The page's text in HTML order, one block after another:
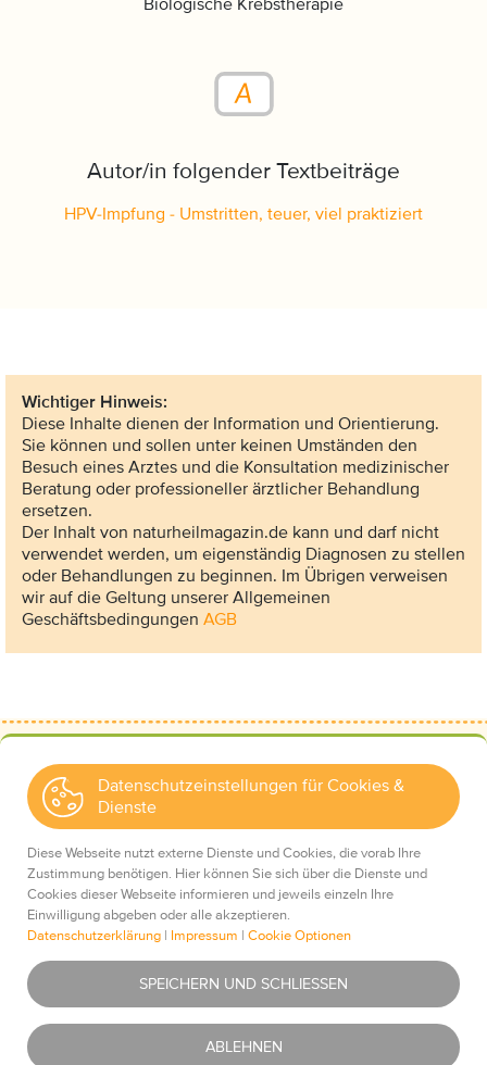
Biologische Krebstherapie
Autor/in folgender Textbeiträge
HPV-Impfung - Umstritten, teuer, viel praktiziert
Wichtiger Hinweis:
Diese Inhalte dienen der Information und Orientierung.
Sie können und sollen unter keinen Umständen den
Besuch eines Arztes und die Konsultation medizinischer
Beratung oder professioneller ärztlicher Behandlung
ersetzen.
Der Inhalt von naturheilmagazin.de kann und darf nicht
verwendet werden, um eigenständig Diagnosen zu stellen
oder Behandlungen zu beginnen. Im Übrigen verweisen
wir auf die Geltung unserer Allgemeinen
Geschäftsbedingungen AGB
Mediadaten
Impressum
Datenschutz
AGBs
Haftungsausschluss
Datenschutzeinstellungen für Cookies &
Dienste
Diese Webseite nutzt externe Dienste und Cookies, die vorab Ihre
Zustimmung benötigen. Hier können Sie sich über die Dienste und
Cookies dieser Webseite informieren und jeweils einzeln Ihre
Einwilligung abgeben oder alle akzeptieren.
Datenschutzerklärung | Impressum | Cookie Optionen
Was ist das?
SPEICHERN UND SCHLIESSEN
ABLEHNEN